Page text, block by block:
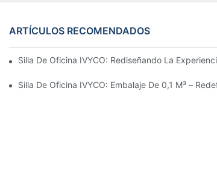
ARTÍCULOS RECOMENDADOS
Silla De Oficina IVYCO: Rediseñando La
Silla De Oficina IVYCO: Embalaje De 0,1 M³ –